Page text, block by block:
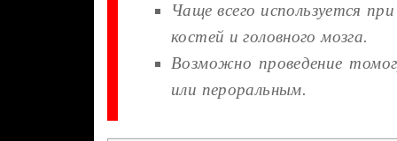
Чаще всего используется
костей и головного мозга.
Возможно проведение
или пероральным.